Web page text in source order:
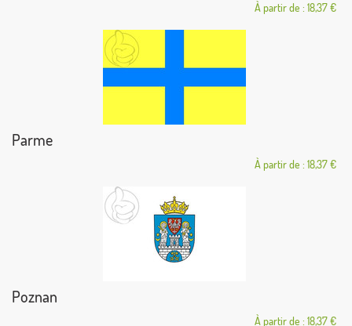
À partir de : 18,37 €
Parme
À partir de : 18,37 €
Poznan
À partir de : 18,37 €